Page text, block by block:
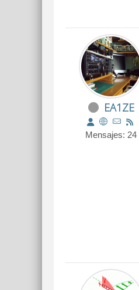
EA1ZE
Mensajes: 24